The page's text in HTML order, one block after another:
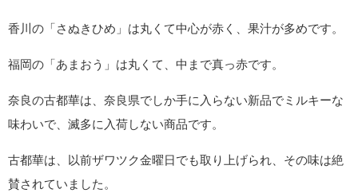
香川の「さぬきひめ」は丸くて中心が赤く、果汁が多めです。
福岡の「あまおう」は丸くて、中まで真っ赤です。
奈良の古都華は、奈良県でしか手に入らない新品でミルキーな
味わいで、滅多に入荷しない商品です。
古都華は、以前ザワツク金曜日でも取り上げられ、その味は絶
賛されていました。